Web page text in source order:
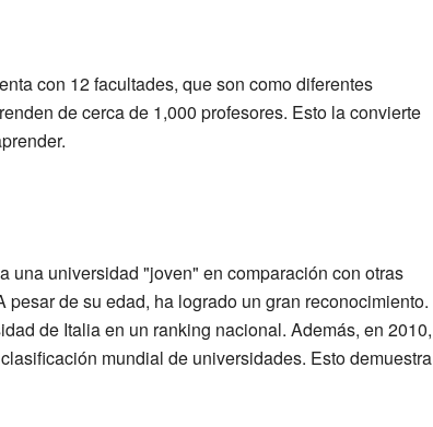
con 12 facultades, que son como diferentes
de cerca de 1,000 profesores. Esto la convierte
una universidad "joven" en comparación con otras
de su edad, ha logrado un gran reconocimiento.
de Italia en un ranking nacional. Además, en 2010,
mundial de universidades. Esto demuestra